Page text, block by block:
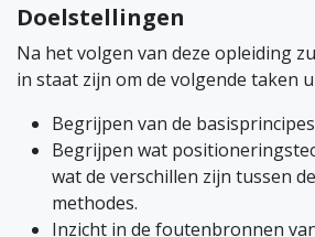
Doelstellingen
Na het volgen van deze opleiding
in staat zijn om de volgende taken
Begrijpen van de basisprincipes
Begrijpen wat
wat de verschillen zijn tussen
methodes.
Inzicht in de foutenbronnen van